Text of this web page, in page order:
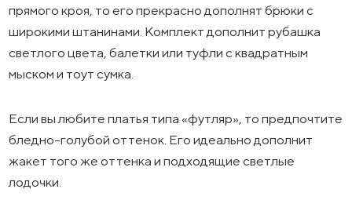
прямого кроя, то его прекрасно дополнят брюки с
широкими штанинами. Комплект дополнит рубашка
светлого цвета, балетки или туфли с квадратным
мыском и тоут сумка.
Если вы любите платья типа «футляр», то предпочтите
бледно-голубой оттенок. Его идеально дополнит
жакет того же оттенка и подходящие светлые
лодочки.